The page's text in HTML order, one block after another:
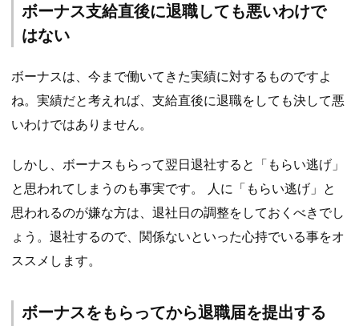
ボーナス支給直後に退職しても悪いわけで
はない
ボーナスは、今まで働いてきた実績に対するものですよ
ね。実績だと考えれば、支給直後に退職をしても決して悪
いわけではありません。
しかし、ボーナスもらって翌日退社すると「もらい逃げ」
と思われてしまうのも事実です。 人に「もらい逃げ」と
思われるのが嫌な方は、退社日の調整をしておくべきでし
ょう。退社するので、関係ないといった心持でいる事をオ
ススメします。
ボーナスをもらってから退職届を提出する